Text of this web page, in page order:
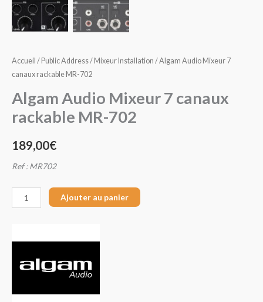
Accueil / Public Address/ Mixeur Installation / Algam Audio Mixeur 7
canaux rackable MR-702
Algam Audio Mixeur 7 canaux
rackable MR-702
189,00€
Ref : MR702
7
canaux
MR-
702
Ajouter au panier